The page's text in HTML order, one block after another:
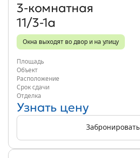
3‑комнатная
11/3-1а
Окна выходят во двор и на улицу
Площадь
Объект
Расположение
Срок сдачи
Отделка
Узнать цену
Забронировать